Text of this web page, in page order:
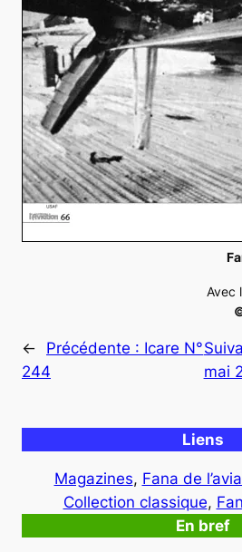
Avec
← Précédente : Icare N°
244
mai
Liens
Magazines, Fana de
Collection classique,
En bref